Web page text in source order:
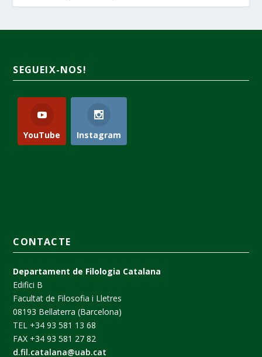
SEGUEIX-NOS!
YouTube Instagram
CONTACTE
Departament de Filologia Catalana
Edifici B
Facultat de Filosofia i Lletres
08193 Bellaterra (Barcelona)
TEL +34 93 581 13 68
FAX +34 93 581 27 82
d.fil.catalana@uab.cat